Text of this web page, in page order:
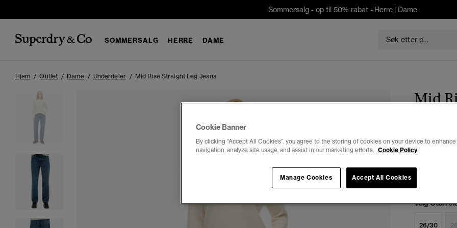
Sommersalg - op til 50% rabat - Herre | Dame
SOMMERSALG HERRE DAME
Hjem Outlet Dame Underdeler Mid Rise Straight Leg Jeans
Mid
Farge:
Velg
26/30
Cookie Banner
By clicking “Accept All Cookies”, you agree to the storing of cookies on your device to
navigation, analyze site usage, and assist in our marketing efforts. Cookie Policy
Accept All Cookies
Manage Cookies